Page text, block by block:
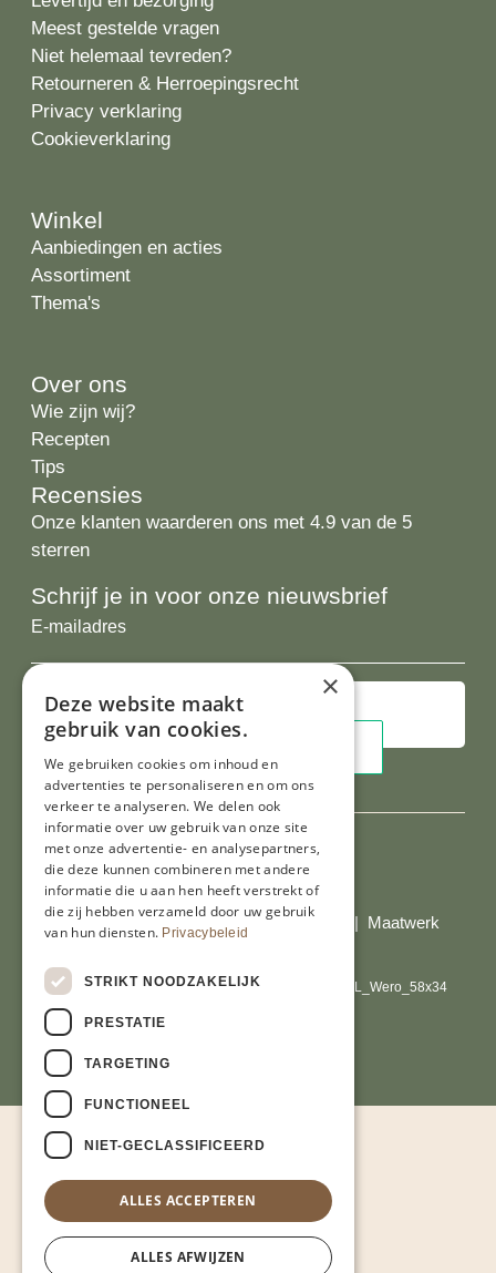
Meest gestelde vragen
Niet helemaal tevreden?
Retourneren & Herroepingsrecht
Privacy verklaring
Cookieverklaring
Winkel
Aanbiedingen en acties
Assortiment
Thema's
Over ons
Wie zijn wij?
Recepten
Tips
Recensies
Onze klanten waarderen ons met 4.9 van de 5
sterren
Schrijf je in voor onze nieuwsbrief
E-
Al onze prijzen zijn incl. BTW
© Copyright 2026 Limburgs Bakwinkeltje | Maatwerk
×
Deze website maakt
gebruik van cookies.
We gebruiken cookies om inhoud en
advertenties te personaliseren en om ons
verkeer te analyseren. We delen ook
informatie over uw gebruik van onze site
met onze advertentie- en analysepartners,
die deze kunnen combineren met andere
informatie die u aan hen heeft verstrekt of
die zij hebben verzameld door uw gebruik
van hun diensten. Privacybeleid
STRIKT NOODZAKELIJK
PRESTATIE
TARGETING
FUNCTIONEEL
NIET-GECLASSIFICEERD
ALLES ACCEPTEREN
ALLES AFWIJZEN